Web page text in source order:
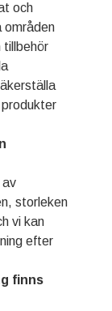
och
områden
tillbehör
av
storleken
vi kan
efter
finns